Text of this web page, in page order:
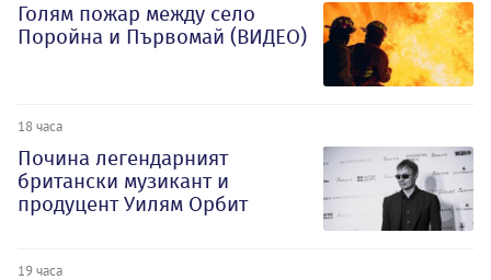
Голям пожар между село
Поройна и Първомай (ВИДЕО)
18 часа
Почина легендарният
британски музикант и
продуцент Уилям Орбит
19 часа